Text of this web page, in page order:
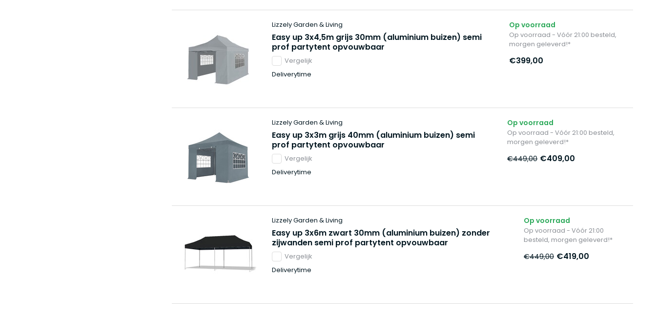
Lizzely Garden & Living
Easy up 3x4,5m grijs 30mm (aluminium buizen) semi
prof partytent opvouwbaar
Vergelijk
Deliverytime
Op voorraad
Op voorraad - Vóór 21:00 besteld,
morgen geleverd!*
€399,00
Lizzely Garden & Living
Easy up 3x3m grijs 40mm (aluminium buizen) semi
prof partytent opvouwbaar
Vergelijk
Deliverytime
Op voorraad
Op voorraad - Vóór 21:00 besteld,
morgen geleverd!*
€449,00 €409,00
Lizzely Garden & Living
Easy up 3x6m zwart 30mm (aluminium buizen) zonder
zijwanden semi prof partytent opvouwbaar
Vergelijk
Deliverytime
Op voorraad
Op voorraad - Vóór 21:00
besteld, morgen geleverd!*
€449,00 €419,00